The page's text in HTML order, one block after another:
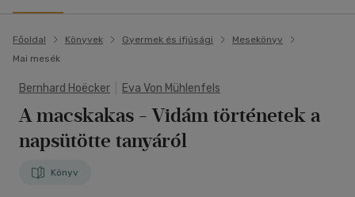
Főoldal Könyvek Gyermek és ifjúsági
Mesekönyv
Mai mesék
Bernhard Hoëcker Eva Von Mühlenfels
A macskakas - Vidám történetek a
napsütötte tanyáról
Könyv